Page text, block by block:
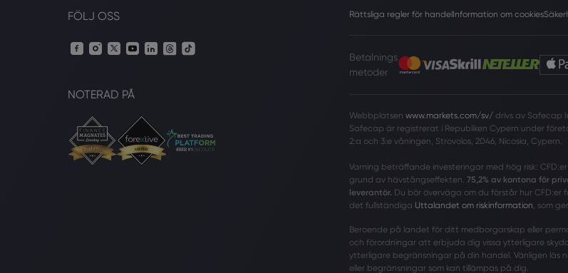
FÖLJ OSS
NOTERAD PÅ
Rättsliga regler för handelInformation om cookies
Betalnings
metoder
Webbplatsen www.markets.com/sv/drivs av Safecap
Safecap är registrerat i Republiken Cypern under
2:a och 3:e våningen, Strovolos, 2046, Nicosia, Cypern.
Varning beträffande investeringar med hög risk:
grund av hävstångseffekten. 75,2% av kontona för
leverantör. Du bör överväga om du förstår hur
det fullständiga Uttalandet om riskinformation, som
Beroende på landet för ditt medborgarskap eller
och förordningar att erbjuda dig vissa ytterligare
ytterligare begränsningar på din handel. Vänligen läs
eller begränsningar som kan tillämpas på dig.